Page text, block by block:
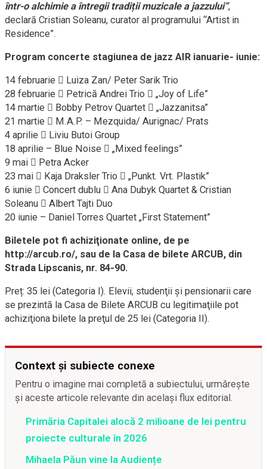
într-o alchimie a întregii tradiții muzicale a jazzului”,
declară Cristian Soleanu, curator al programului “Artist in
Residence”.
Program concerte stagiunea de jazz AIR ianuarie- iunie:
14 februarie  Luiza Zan/ Peter Sarik Trio
28 februarie  Petrică Andrei Trio  „Joy of Life”
14 martie  Bobby Petrov Quartet  „Jazzanitsa”
21 martie  M.A.P. – Mezquida/ Aurignac/ Prats
4 aprilie  Liviu Butoi Group
18 aprilie – Blue Noise  „Mixed feelings”
9 mai  Petra Acker
23 mai  Kaja Draksler Trio  „Punkt. Vrt. Plastik”
6 iunie  Concert dublu  Ana Dubyk Quartet & Cristian
Soleanu  Albert Tajti Duo
20 iunie – Daniel Torres Quartet „First Statement”
Biletele pot fi achiziţionate online, de pe
http://arcub.ro/, sau de la Casa de bilete ARCUB, din
Strada Lipscanis, nr. 84-90.
Preț: 35 lei (Categoria I). Elevii, studenţii și pensionarii care
se prezintă la Casa de Bilete ARCUB cu legitimaţiile pot
achiziţiona bilete la preţul de 25 lei (Categoria II).
Context și subiecte conexe
Pentru o imagine mai completă a subiectului, urmărește
și aceste articole relevante din același flux editorial.
Primăria Capitalei alocă 2 milioane de lei pentru
proiecte culturale în 2026
Mihaela Păun vine la Audiențe